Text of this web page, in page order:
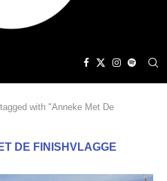
with "Anneke Met De
DE FINISHVLAGGE